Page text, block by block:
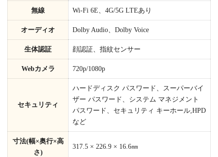
無線 Wi-Fi 6E、4G/5G LTEあり
オーディオ Dolby Audio、Dolby Voice
生体認証 顔認証、指紋センサー
Webカメラ 720p/1080p
セキュリティ
ハードディスク パスワード、スーパーバイ
ザー パスワード、システム マネジメント
パスワード、セキュリティ キーホール,HPD
など
寸法(幅×奥行×高
さ)
317.5 × 226.9 × 16.6㎜